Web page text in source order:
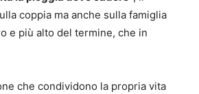
coppia ma anche sulla famiglia
e più alto del termine, che in
che condividono la propria vita